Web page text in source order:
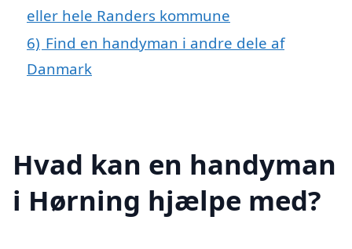
eller hele Randers kommune
6) Find en handyman i andre dele af
Danmark
Hvad kan en handyman
i Hørning hjælpe med?